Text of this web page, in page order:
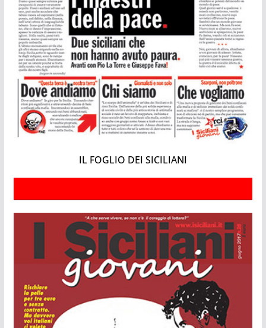
IL FOGLIO DEI SICILIANI